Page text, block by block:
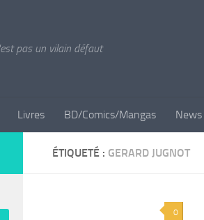
pas un vilain défaut
Livres BD/Comics/Mangas News
ÉTIQUETÉ : GERARD JUGNOT
0